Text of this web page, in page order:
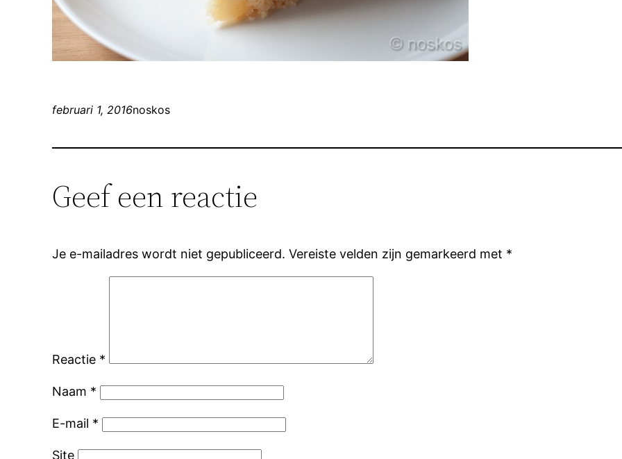
februari 1, 2016noskos
Geef een reactie
Je e-mailadres wordt niet gepubliceerd. Vereiste velden zijn gemarkeerd met *
Reactie *
Naam *
E-mail *
Site